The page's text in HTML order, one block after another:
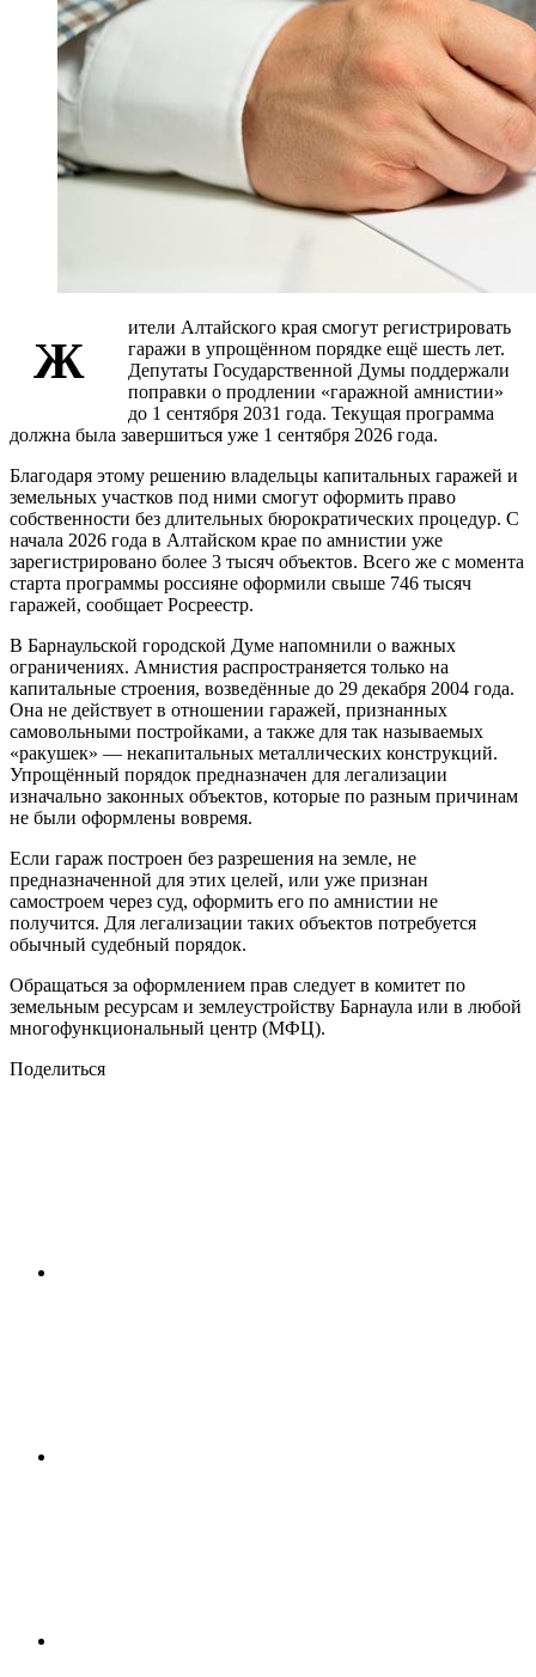
Ж
ители Алтайского края смогут регистрировать
гаражи в упрощённом порядке ещё шесть лет.
Депутаты Государственной Думы поддержали
поправки о продлении «гаражной амнистии»
до 1 сентября 2031 года. Текущая программа
должна была завершиться уже 1 сентября 2026 года.
Благодаря этому решению владельцы капитальных гаражей и
земельных участков под ними смогут оформить право
собственности без длительных бюрократических процедур. С
начала 2026 года в Алтайском крае по амнистии уже
зарегистрировано более 3 тысяч объектов. Всего же с момента
старта программы россияне оформили свыше 746 тысяч
гаражей, сообщает Росреестр.
В Барнаульской городской Думе напомнили о важных
ограничениях. Амнистия распространяется только на
капитальные строения, возведённые до 29 декабря 2004 года.
Она не действует в отношении гаражей, признанных
самовольными постройками, а также для так называемых
«ракушек» — некапитальных металлических конструкций.
Упрощённый порядок предназначен для легализации
изначально законных объектов, которые по разным причинам
не были оформлены вовремя.
Если гараж построен без разрешения на земле, не
предназначенной для этих целей, или уже признан
самостроем через суд, оформить его по амнистии не
получится. Для легализации таких объектов потребуется
обычный судебный порядок.
Обращаться за оформлением прав следует в комитет по
земельным ресурсам и землеустройству Барнаула или в любой
многофункциональный центр (МФЦ).
Поделиться